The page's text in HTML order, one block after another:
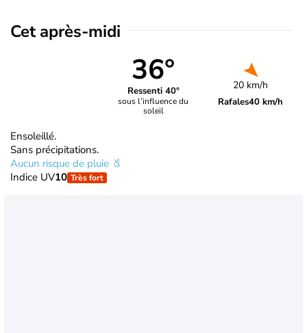
Cet après-midi
36°
Ressenti 40°
sous l’influence du
soleil
20 km/h
Rafales40 km/h
Ensoleillé.
Sans précipitations.
Aucun risque de pluie
Indice UV10 Très fort